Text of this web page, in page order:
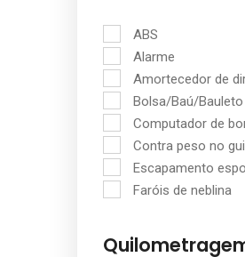
ABS
Alarme
Amortecedor de
Bolsa/Baú/Bauleto
Computador de
Contra peso no
Escapamento
Faróis de neblina
Som